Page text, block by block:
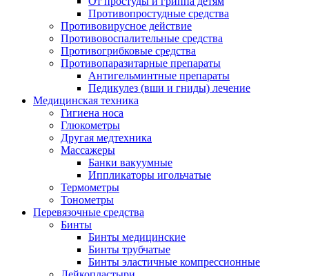
Противопростудные средства
Противовирусное действие
Противовоспалительные средства
Противогрибковые средства
Противопаразитарные препараты
Антигельминтные препараты
Педикулез (вши и гниды) лечение
Медицинская техника
Гигиена носа
Глюкометры
Другая медтехника
Массажеры
Банки вакуумные
Иппликаторы игольчатые
Термометры
Тонометры
Перевязочные средства
Бинты
Бинты медицинские
Бинты трубчатые
Бинты эластичные компрессионные